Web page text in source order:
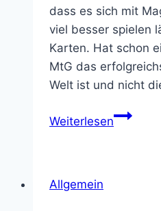
dass es sich mit
viel besser spielen
Karten. Hat schon
MtG das
Welt ist und nicht
WeiterlesenHolt
Allgemein